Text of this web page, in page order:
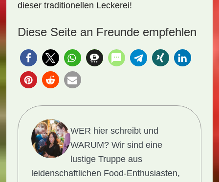
dieser traditionellen Leckerei!
Diese Seite an Freunde empfehlen
WER hier schreibt und
WARUM?Wir sind eine
lustige Truppe aus
leidenschaftlichen Food-Enthusiasten,